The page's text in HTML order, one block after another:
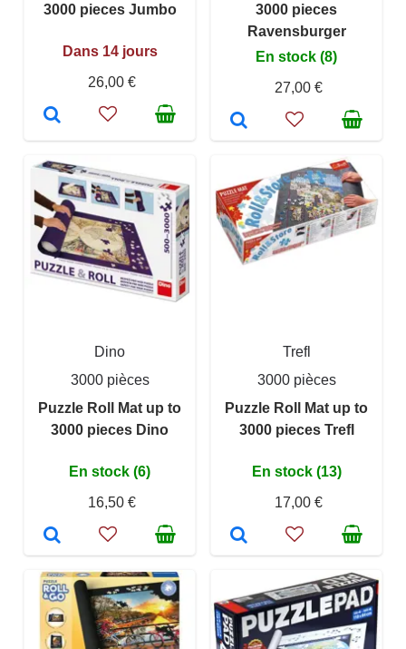
3000 pieces Jumbo
Dans 14 jours
26,00 €
3000 pieces
Ravensburger
En stock (8)
27,00 €
Dino
3000 pièces
Puzzle Roll Mat up to
3000 pieces Dino
En stock (6)
16,50 €
Trefl
3000 pièces
Puzzle Roll Mat up to
3000 pieces Trefl
En stock (13)
17,00 €